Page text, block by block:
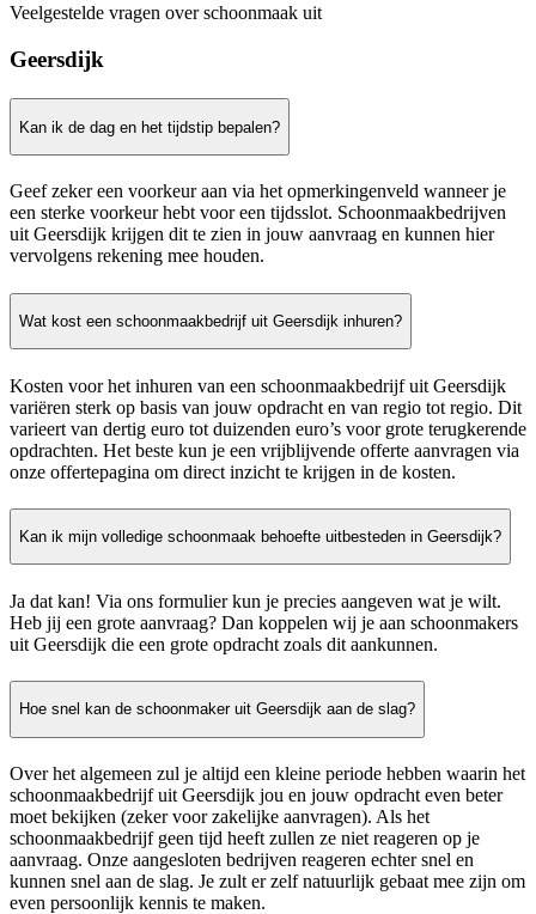
Veelgestelde vragen over schoonmaak uit
Geersdijk
Kan ik de dag en het tijdstip bepalen?
Geef zeker een voorkeur aan via het opmerkingenveld wanneer je
een sterke voorkeur hebt voor een tijdsslot. Schoonmaakbedrijven
uit Geersdijk krijgen dit te zien in jouw aanvraag en kunnen hier
vervolgens rekening mee houden.
Wat kost een schoonmaakbedrijf uit Geersdijk inhuren?
Kosten voor het inhuren van een schoonmaakbedrijf uit Geersdijk
variëren sterk op basis van jouw opdracht en van regio tot regio. Dit
varieert van dertig euro tot duizenden euro’s voor grote terugkerende
opdrachten. Het beste kun je een vrijblijvende offerte aanvragen via
onze offertepagina om direct inzicht te krijgen in de kosten.
Kan ik mijn volledige schoonmaak behoefte uitbesteden in Geersdijk?
Ja dat kan! Via ons formulier kun je precies aangeven wat je wilt.
Heb jij een grote aanvraag? Dan koppelen wij je aan schoonmakers
uit Geersdijk die een grote opdracht zoals dit aankunnen.
Hoe snel kan de schoonmaker uit Geersdijk aan de slag?
Over het algemeen zul je altijd een kleine periode hebben waarin het
schoonmaakbedrijf uit Geersdijk jou en jouw opdracht even beter
moet bekijken (zeker voor zakelijke aanvragen). Als het
schoonmaakbedrijf geen tijd heeft zullen ze niet reageren op je
aanvraag. Onze aangesloten bedrijven reageren echter snel en
kunnen snel aan de slag. Je zult er zelf natuurlijk gebaat mee zijn om
even persoonlijk kennis te maken.